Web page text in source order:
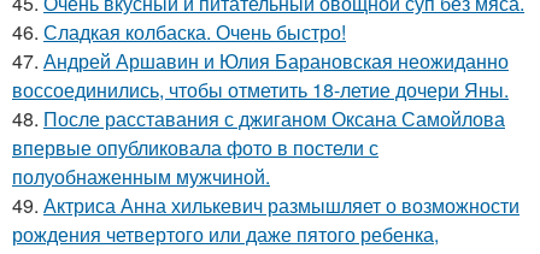
46. Сладкая колбаска. Очень быстро!
47. Андрей Аршавин и Юлия Барановская неожиданно
воссоединились, чтобы отметить 18-летие дочери Яны.
48. После расставания с джиганом Оксана Самойлова
впервые опубликовала фото в постели с
полуобнаженным мужчиной.
49. Актриса Анна хилькевич размышляет о возможности
рождения четвертого или даже пятого ребенка,